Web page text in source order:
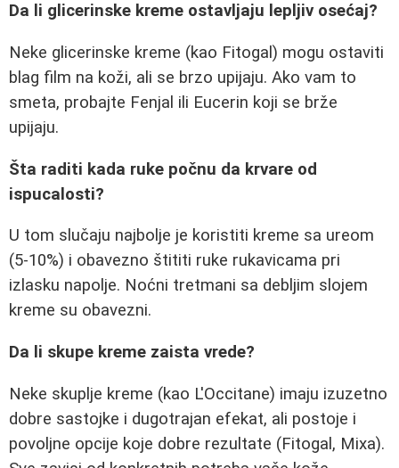
Da li glicerinske kreme ostavljaju lepljiv osećaj?
Neke glicerinske kreme (kao Fitogal) mogu ostaviti
blag film na koži, ali se brzo upijaju. Ako vam to
smeta, probajte Fenjal ili Eucerin koji se brže
upijaju.
Šta raditi kada ruke počnu da krvare od
ispucalosti?
U tom slučaju najbolje je koristiti kreme sa ureom
(5-10%) i obavezno štititi ruke rukavicama pri
izlasku napolje. Noćni tretmani sa debljim slojem
kreme su obavezni.
Da li skupe kreme zaista vrede?
Neke skuplje kreme (kao L'Occitane) imaju izuzetno
dobre sastojke i dugotrajan efekat, ali postoje i
povoljne opcije koje dobre rezultate (Fitogal, Mixa).